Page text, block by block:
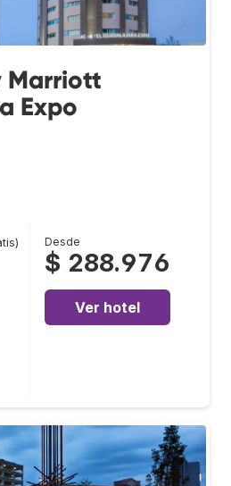
Marriott
Expo
Desde
$ 288.976
Ver hotel